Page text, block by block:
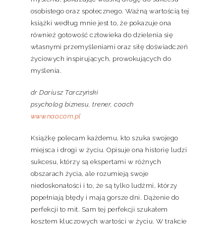
osobistego oraz społecznego. Ważną wartością tej
książki według mnie jest to, że pokazuje ona
również gotowość człowieka do dzielenia się
własnymi przemyśleniami oraz siłę doświadczeń
życiowych inspirujących, prowokujących do
myślenia.
dr Dariusz Tarczyński
psycholog biznesu, trener, coach
www.nao.com.pl
Książkę polecam każdemu, kto szuka swojego
miejsca i drogi w życiu. Opisuje ona historię ludzi
sukcesu, którzy są ekspertami w różnych
obszarach życia, ale rozumieją swoje
niedoskonałości i to, że są tylko ludźmi, którzy
popełniają błędy i mają gorsze dni. Dążenie do
perfekcji to mit. Sam tej perfekcji szukałem
kosztem kluczowych wartości w życiu. W trakcie